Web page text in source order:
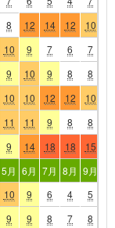
8 12 14 12 10
10 9 7 6 7
9 10 9 8 8
10 10 12 12 10
11 11 9 8 8
9 14 18 18 15
5月 6月 7月 8月 9月
10 9 6 4 5
9 9 8 7 8